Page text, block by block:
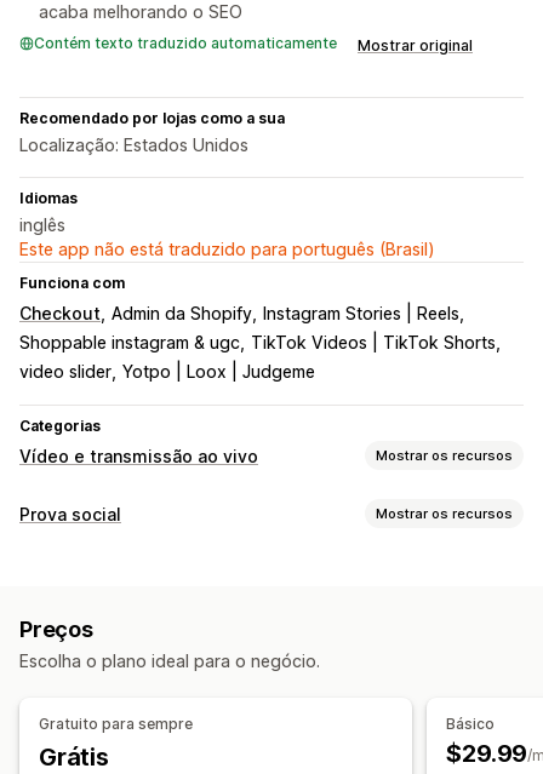
acaba melhorando o SEO
Contém texto traduzido automaticamente Mostrar original
Recomendado por lojas como a sua
Localização: Estados Unidos
Idiomas
inglês
Este app não está traduzido para português (Brasil)
Funciona com
Checkout Admin da Shopify
Instagram Stories | Reels
Shoppable instagram & ugc TikTok Videos | TikTok Shorts
video slider Yotpo | Loox | Judgeme
Categorias
Vídeo e transmissão ao vivo Mostrar os recursos
Gestão de vídeos
Compartilhamento em redes sociais
Notificações
Personalização
Edição de vídeo
Importação de vídeo
Prova social Mostrar os recursos
Opções de exibição
Feeds com opção de compra
Layouts automáticos
Preços
Escolha o plano ideal para o negócio.
Gratuito para sempre
Grátis
Básico
$29.99/